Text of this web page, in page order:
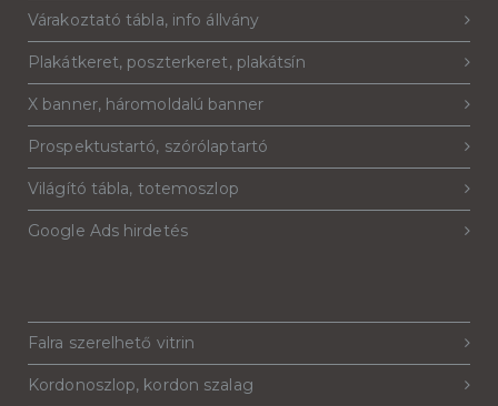
Várakoztató tábla, info állvány
Plakátkeret, poszterkeret, plakátsín
X banner, háromoldalú banner
Prospektustartó, szórólaptartó
Világító tábla, totemoszlop
Google Ads hirdetés
Falra szerelhető vitrin
Kordonoszlop, kordon szalag